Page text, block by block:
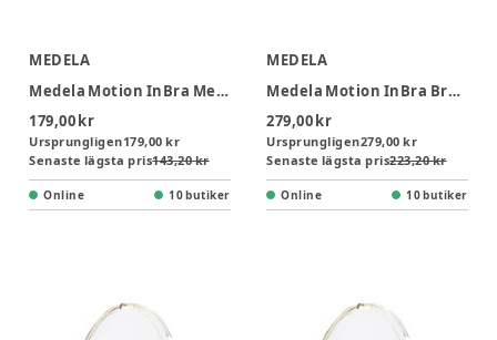
MEDELA
Medela Motion InBra Membran, 2-pack
179,00 kr
Ursprungligen179,00 kr
Senaste lägsta pris143,20 kr
Online 10 butiker
MEDELA
Medela Motion InBra Brösttrattar 27 mm, 2-pack
279,00 kr
Ursprungligen279,00 kr
Senaste lägsta pris223,20 kr
Online 10 butiker